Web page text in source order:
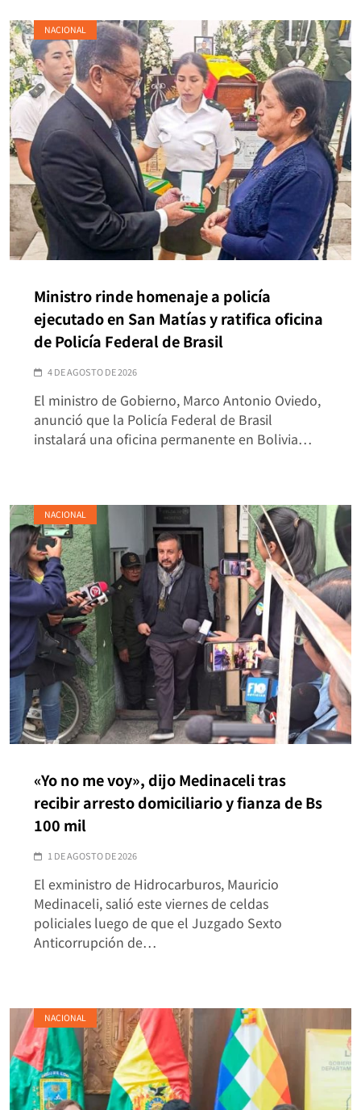
NACIONAL
Ministro rinde homenaje a policía
ejecutado en San Matías y ratifica oficina
de Policía Federal de Brasil
4 DE AGOSTO DE 2026
El ministro de Gobierno, Marco Antonio Oviedo,
anunció que la Policía Federal de Brasil
instalará una oficina permanente en Bolivia…
NACIONAL
«Yo no me voy», dijo Medinaceli tras
recibir arresto domiciliario y fianza de Bs
100 mil
1 DE AGOSTO DE 2026
El exministro de Hidrocarburos, Mauricio
Medinaceli, salió este viernes de celdas
policiales luego de que el Juzgado Sexto
Anticorrupción de…
NACIONAL